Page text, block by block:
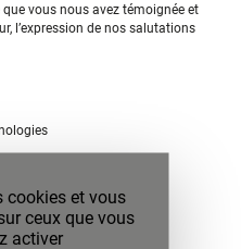
vous nous avez témoignée et
l’expression de nos salutations
cookies et vous
ceux que vous
activer